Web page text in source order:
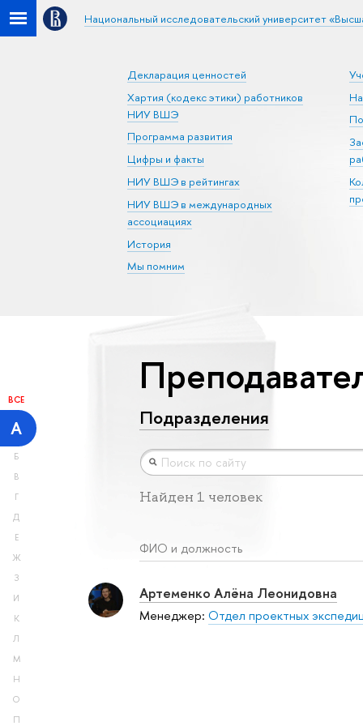
Национальный исследовательский университет
Декларация ценностей
Хартия (кодекс этики) работников
НИУ ВШЭ
Программа развития
Цифры и факты
НИУ ВШЭ в рейтингах
НИУ ВШЭ в международных
ассоциациях
История
Мы помним
ВСЕ
А
Б
В
Г
Д
Е
Ж
З
И
К
Л
М
Н
О
П
Подразделения
Найден 1 человек
ФИО и должность
Артеменко Алёна Леонидовна
Менеджер: Отдел проектных